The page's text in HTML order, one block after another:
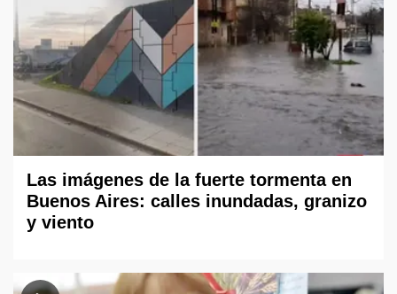
Las imágenes de la fuerte tormenta en
Buenos Aires: calles inundadas, granizo
y viento